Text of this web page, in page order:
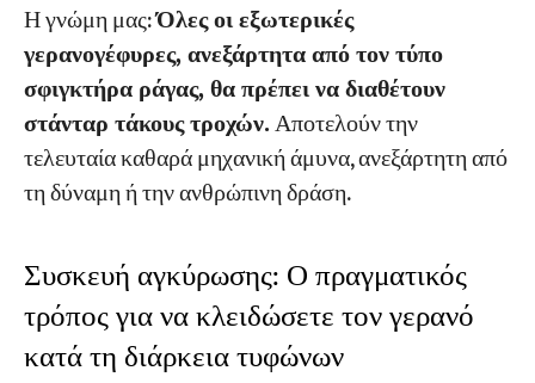
Η γνώμη μας:Όλες οι εξωτερικές
γερανογέφυρες, ανεξάρτητα από τον τύπο
σφιγκτήρα ράγας, θα πρέπει να διαθέτουν
στάνταρ τάκους τροχών.Αποτελούν την
τελευταία καθαρά μηχανική άμυνα, ανεξάρτητη από
τη δύναμη ή την ανθρώπινη δράση.
Συσκευή αγκύρωσης: Ο πραγματικός
τρόπος για να κλειδώσετε τον γερανό
κατά τη διάρκεια τυφώνων